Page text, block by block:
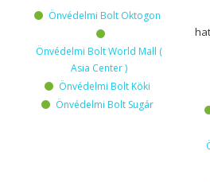
Önvédelmi Bolt Oktogon
Önvédelmi Bolt World Mall (
Asia Center )
Önvédelmi Bolt Köki
Önvédelmi Bolt Sugár